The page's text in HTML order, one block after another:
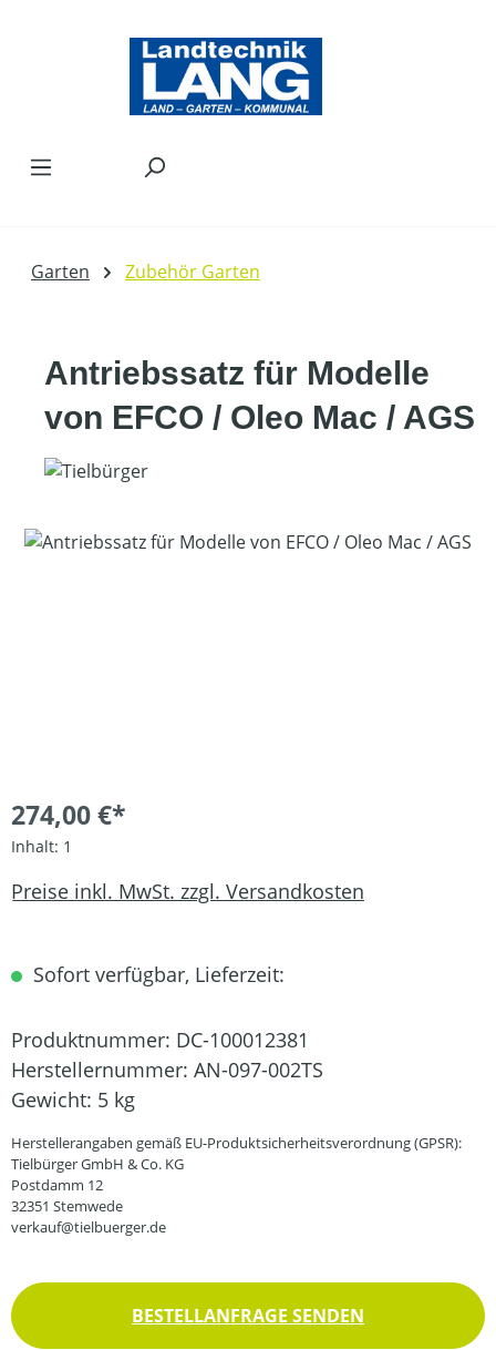
Garten Zubehör Garten
Antriebssatz für Modelle
von EFCO / Oleo Mac / AGS
Bildergalerie überspringen
274,00 €*
Inhalt: 1
Preise inkl. MwSt. zzgl. Versandkosten
Sofort verfügbar, Lieferzeit:
Produktnummer: DC-100012381
Herstellernummer: AN-097-002TS
Gewicht: 5 kg
Herstellerangaben gemäß EU-Produktsicherheitsverordnung (GPSR):
Tielbürger GmbH & Co. KG
Postdamm 12
32351 Stemwede
verkauf@tielbuerger.de
BESTELLANFRAGE SENDEN